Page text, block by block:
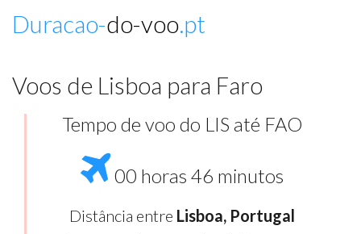
Duracao-do-voo.pt
Voos de Lisboa para Faro
Tempo de voo do LIS até FAO
00 horas 46 minutos
Distância entre Lisboa, Portugal